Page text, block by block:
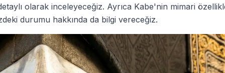
olarak inceleyeceğiz. Ayrıca Kabe'nin mimari
durumu hakkında da bilgi vereceğiz.